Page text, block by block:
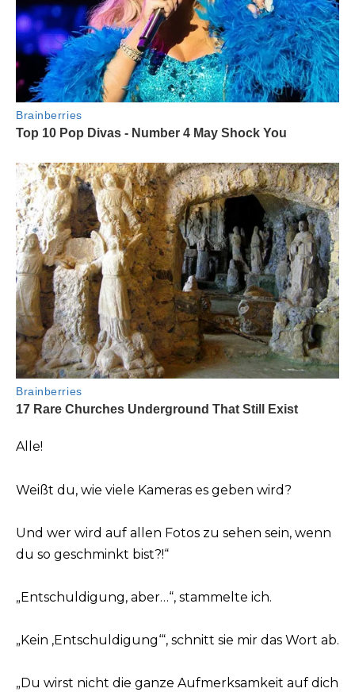
Alle!
Weißt du, wie viele Kameras es geben wird?
Und wer wird auf allen Fotos zu sehen sein, wenn
du so geschminkt bist?!“
„Entschuldigung, aber…“, stammelte ich.
„Kein ‚Entschuldigung‘“, schnitt sie mir das Wort ab.
„Du wirst nicht die ganze Aufmerksamkeit auf dich